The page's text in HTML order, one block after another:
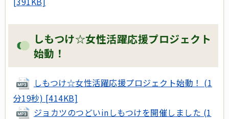
しもつけ☆女性活躍応援プロジェクト
始動！
しもつけ☆女性活躍応援プロジェクト始動！ (1
分19秒) [414KB]
ジョカツのつどいinしもつけを開催しました (1